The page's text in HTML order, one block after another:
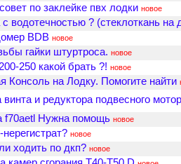
по заклейке пвх лодки новое
водотечностью ? (стеклоткань на
BDB новое
гайки штуртроса. новое
250 какой брать ?! новое
Консоль на Лодку. Помогите найти
и редуктора подвесного
f70aetl Нужна помощь новое
новое
ходить по дкп? новое